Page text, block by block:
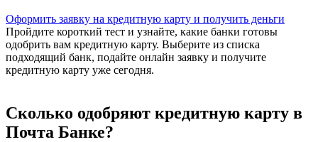
Оформить заявку на кредитную карту и получить деньги
Пройдите короткий тест и узнайте, какие банки готовы
одобрить вам кредитную карту. Выберите из списка
подходящий банк, подайте онлайн заявку и получите
кредитную карту уже сегодня.
Сколько одобряют кредитную карту в
Почта Банке?